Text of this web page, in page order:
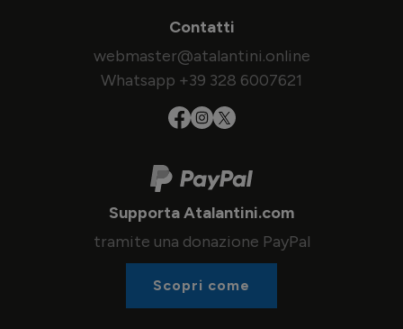
Contatti
webmaster@atalantini.online
Whatsapp +39 328 6007621
Supporta Atalantini.com
tramite una donazione PayPal
Scopri come